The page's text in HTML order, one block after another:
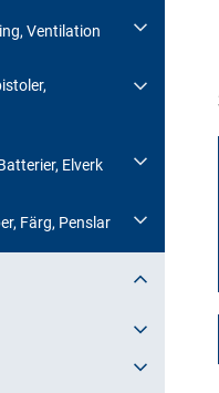
Ventilation
Elverk
Färg, Penslar